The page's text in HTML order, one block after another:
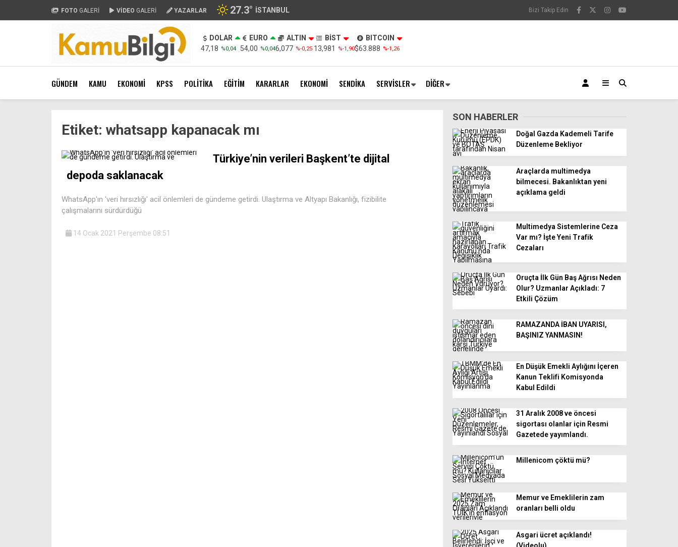
FOTO GALERİ VİDEO GALERİ YAZARLAR 27.3° İSTANBUL Bizi Takip Edin
DOLAR
47,18 %0,04
EURO
54,00 %0,04
ALTIN
6,077 %-0,25
BİST
13,981
%-1,90
BITCOIN
$63.888 %-1,26
GÜNDEM KAMU EKONOMİ KPSS POLİTİKA EĞİTİM KARARLAR EKONOMİ SENDİKA SERVİSLER DİĞER
Etiket: whatsapp kapanacak mı
Türkiye’nin verileri Başkent’te dijital
depoda saklanacak
WhatsApp'ın 'veri hırsızlığı' acil önlemleri de gündeme getirdi. Ulaştırma ve Altyapı Bakanlığı, fizibilite
çalışmalarını sürdürdüğü
14 Ocak 2021 Perşembe 08:51
SON HABERLER
Doğal Gazda Kademeli Tarife
Düzenleme Bekliyor
Araçlarda multimedya
bilmecesi. Bakanlıktan yeni
açıklama geldi
Multimedya Sistemlerine Ceza
Var mı? İşte Yeni Trafik
Cezaları
Oruçta İlk Gün Baş Ağrısı Neden
Olur? Uzmanlar Açıkladı: 7
Etkili Çözüm
RAMAZANDA İBAN UYARISI,
BAŞINIZ YANMASIN!
En Düşük Emekli Aylığını İçeren
Kanun Teklifi Komisyonda
Kabul Edildi
31 Aralık 2008 ve öncesi
sigortası olanlar için Resmi
Gazetede yayımlandı.
Millenicom çöktü mü?
Memur ve Emeklilerin zam
oranları belli oldu
Asgari ücret açıklandı!